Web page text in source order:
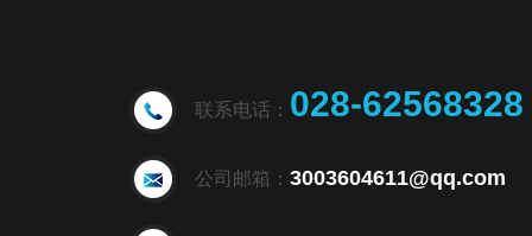
联系电话： 028-62568328
公司邮箱： 3003604611@qq.com